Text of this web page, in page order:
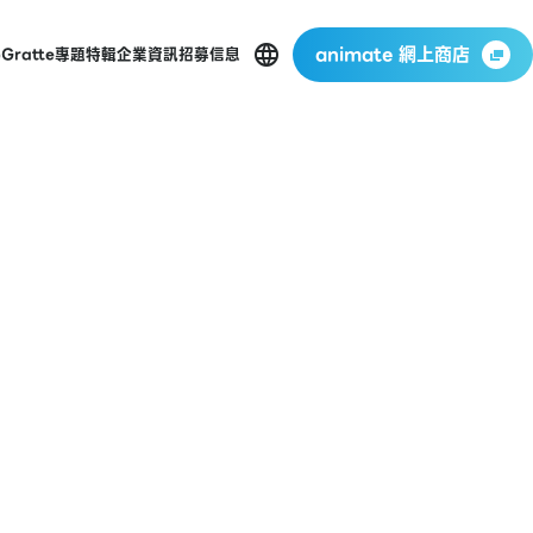
Gratte專題特輯企業資訊招募信息 animate 網上商店